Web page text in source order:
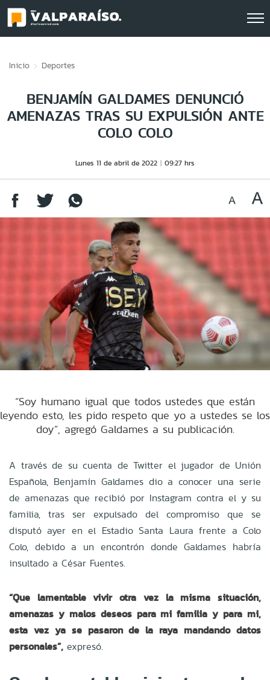
Inicio Deportes
BENJAMÍN GALDAMES DENUNCIÓ
AMENAZAS TRAS SU EXPULSIÓN ANTE
COLO COLO
Lunes 11 de abril de 2022 09:27 hrs
“Soy humano igual que todos ustedes que están
leyendo esto, les pido respeto que yo a ustedes se los
doy”, agregó Galdames a su publicación.
A través de su cuenta de Twitter el jugador de Unión
Española, Benjamín Galdames dio a conocer una serie
de amenazas que recibió por Instagram contra el y su
familia, tras ser expulsado del compromiso que se
disputó ayer en el Estadio Santa Laura frente a Colo
Colo, debido a un encontrón donde Galdames habría
insultado a César Fuentes.
“Que lamentable vivir otra vez la misma situación,
amenazas y malos deseos para mi familia y para mi,
esta vez ya se pasaron de la raya mandando datos
personales”, expresó.